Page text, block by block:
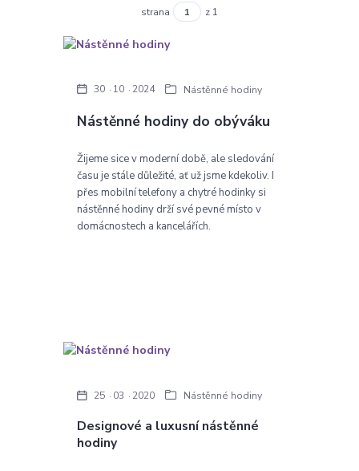
strana z 1
Nástěnné hodiny do obýváku
30 10 2024 Nástěnné hodiny
Žijeme sice v moderní době, ale sledování
času je stále důležité, ať už jsme kdekoliv. I
přes mobilní telefony a chytré hodinky si
nástěnné hodiny drží své pevné místo v
domácnostech a kancelářích.
Designové a luxusní nástěnné
hodiny
25 03 2020 Nástěnné hodiny